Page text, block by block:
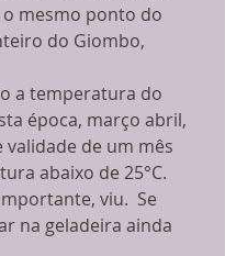
mesmo ponto do
do Giombo,
a temperatura do
época, março abril,
validade de um mês
abaixo de 25°C.
viu.  Se
na geladeira ainda